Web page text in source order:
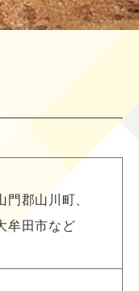
門郡山川町、
牟田市など